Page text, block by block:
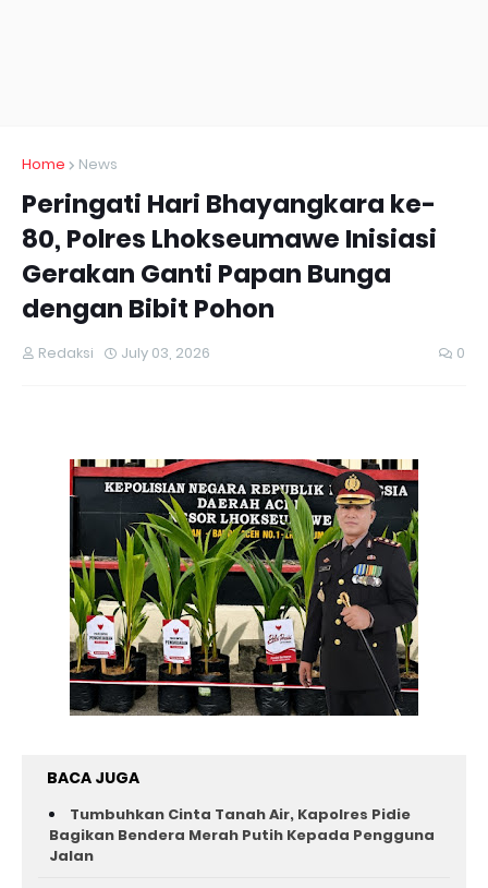
Home News
Peringati Hari Bhayangkara ke-
80, Polres Lhokseumawe Inisiasi
Gerakan Ganti Papan Bunga
dengan Bibit Pohon
Redaksi July 03, 2026 0
BACA JUGA
Tumbuhkan Cinta Tanah Air, Kapolres Pidie
Bagikan Bendera Merah Putih Kepada Pengguna
Jalan ‎